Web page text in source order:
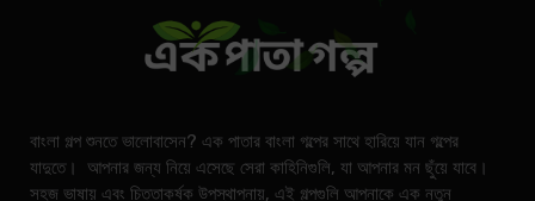
বাংলা গল্প শুনতে ভালোবাসেন? এক পাতার বাংলা গল্পের সাথে হারিয়ে যান গল্পের
যাদুতে। আপনার জন্য নিয়ে এসেছে সেরা কাহিনিগুলি, যা আপনার মন ছুঁয়ে যাবে।
সহজ ভাষায় এবং চিত্তাকর্ষক উপস্থাপনায়, এই গল্পগুলি আপনাকে এক নতুন